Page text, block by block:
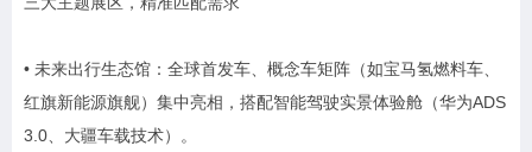
• 未来出行生态馆：全球首发车、概念车矩阵（如宝马氢燃料车、
红旗新能源旗舰）集中亮相，搭配智能驾驶实景体验舱（华为ADS
3.0、大疆车载技术）。